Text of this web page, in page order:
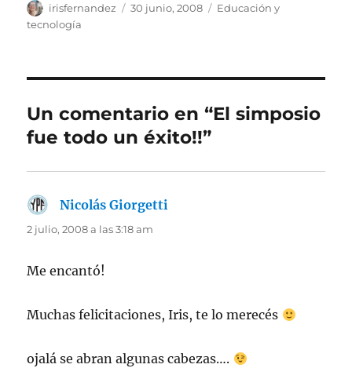
Autor
irisfernandez
Publicado
30 junio, 2008 Categorías
Educación y
tecnología
Un comentario en “El simposio
fue todo un éxito!!”
Nicolás Giorgetti
2 julio, 2008 a las 3:18 am
Me encantó!
Muchas felicitaciones, Iris, te lo merecés
ojalá se abran algunas cabezas….